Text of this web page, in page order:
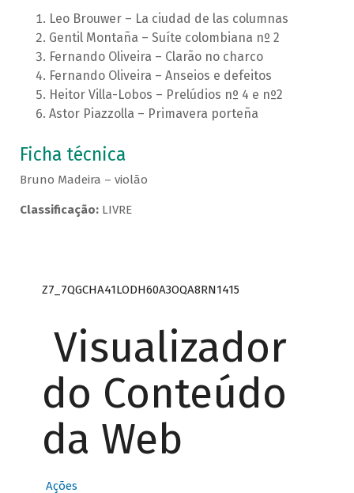
Leo Brouwer – La ciudad de las columnas
Gentil Montaña – Suíte colombiana nº 2
Fernando Oliveira – Clarão no charco
Fernando Oliveira – Anseios e defeitos
Heitor Villa-Lobos – Prelúdios nº 4 e nº2
Astor Piazzolla – Primavera porteña
Ficha técnica
Bruno Madeira – violão
Classificação:LIVRE
Z7_7QGCHA41LODH60A3OQA8RN1415
Visualizador
do Conteúdo
da Web
Ações